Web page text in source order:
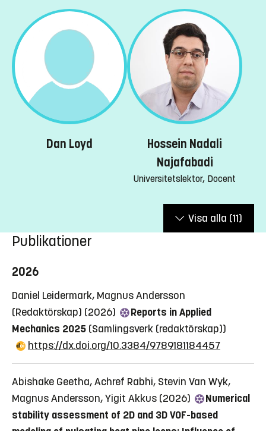
Dan Loyd
Hossein Nadali
Najafabadi
Universitetslektor, Docent
Visa alla (11)
Publikationer
2026
Daniel Leidermark, Magnus Andersson
(Redaktörskap) (2026)
Reports in Applied
Mechanics 2025 (Samlingsverk (redaktörskap))
https://dx.doi.org/10.3384/9789181184457
Abishake Geetha, Achref Rabhi, Stevin Van Wyk,
Magnus Andersson, Yigit Akkus (2026)
Numerical
stability assessment of 2D and 3D VOF-based